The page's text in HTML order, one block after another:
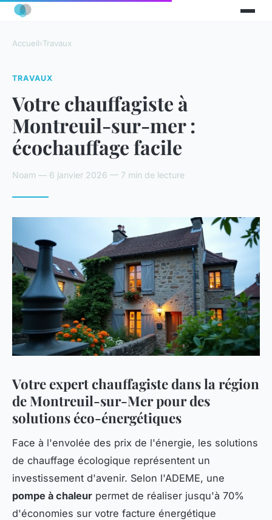
Accueil›Travaux
TRAVAUX
Votre chauffagiste à
Montreuil-sur-mer :
écochauffage facile
Noam — 6 janvier 2026 — 7 min de lecture
Votre expert chauffagiste dans la région
de Montreuil-sur-Mer pour des
solutions éco-énergétiques
Face à l'envolée des prix de l'énergie, les solutions
de chauffage écologique représentent un
investissement d'avenir. Selon l'ADEME, une
pompe à chaleur permet de réaliser jusqu'à 70%
d'économies sur votre facture énergétique